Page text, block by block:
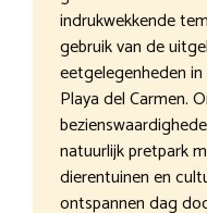
indrukwekkende
gebruik van de
eetgelegenheden
Playa del Carmen.
natuurlijk pretpark
dierentuinen en
ontspannen dag